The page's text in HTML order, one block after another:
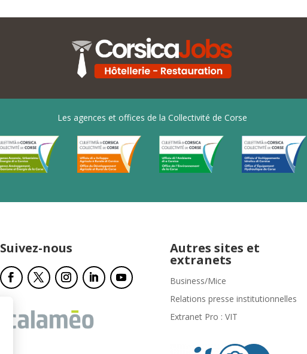
Les agences et offices de la Collectivité de Corse
Suivez-nous Autres sites et
extranets
Business/Mice
Relations presse institutionnelles
Extranet Pro : VIT